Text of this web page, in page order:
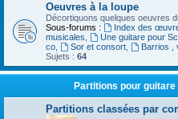
Oeuvres à la loupe
Décortiquons quelques oeuvres
Sous-forums :
Index des
musicales
Une guitare pour
co
Sor et consort, Barrios ,
Sujets : 64
Partitions pour
Partitions classées par